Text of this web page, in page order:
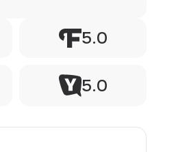
5.0
5.0